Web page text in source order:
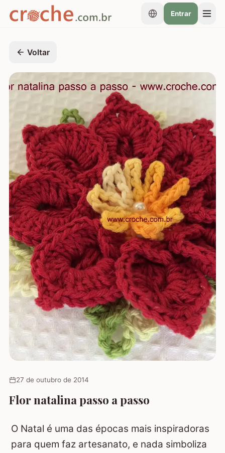
Entrar
Voltar
27 de outubro de 2014
Flor natalina passo a passo
O Natal é uma das épocas mais inspiradoras
para quem faz artesanato, e nada simboliza